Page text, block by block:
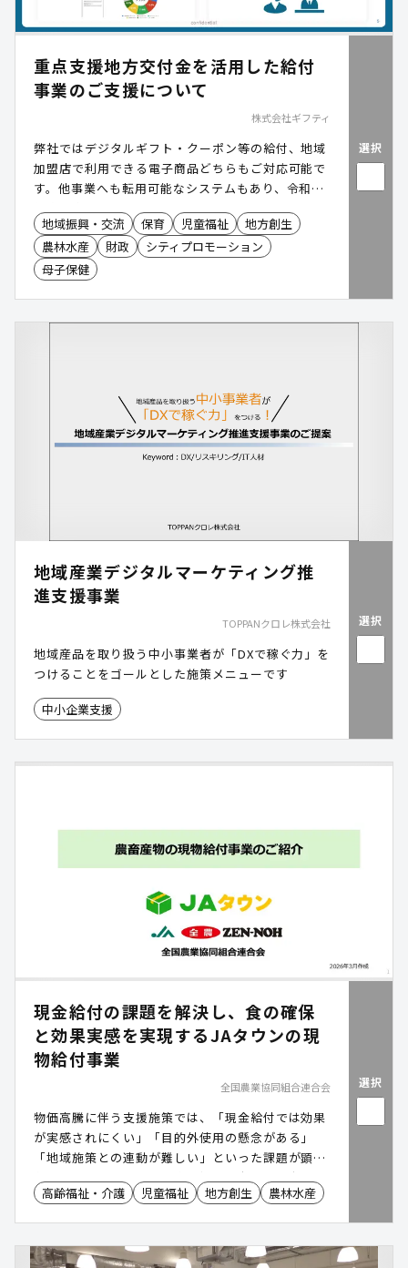
重点支援地方交付金を活用した給付
事業のご支援について
株式会社ギフティ
弊社ではデジタルギフト・クーポン等の給付、地域
加盟店で利用できる電子商品どちらもご対応可能で
す。他事業へも転用可能なシステムもあり、令和7
年度は全国19事業に採択いただいています。
地域振興・交流
保育 児童福祉
地方創生
農林水産
財政
シティプロモーション
母子保健
選択
地域産業デジタルマーケティング推
進支援事業
TOPPANクロレ株式会社
地域産品を取り扱う中小事業者が「DXで稼ぐ力」を
つけることをゴールとした施策メニューです
中小企業支援
選択
現金給付の課題を解決し、食の確保
と効果実感を実現するJAタウンの現
物給付事業
全国農業協同組合連合会
物価高騰に伴う支援施策では、「現金給付では効果
が実感されにくい」「目的外使用の懸念がある」
「地域施策との連動が難しい」といった課題が顕在
化しています。また、健康福祉の観点や移住定住・
地域振興においても、地域資源を活用した実効性あ
援により食の確保を実現し、カタログギフト方式の
高齢福祉・介護 児童福祉 地方創生 農林水産
選択